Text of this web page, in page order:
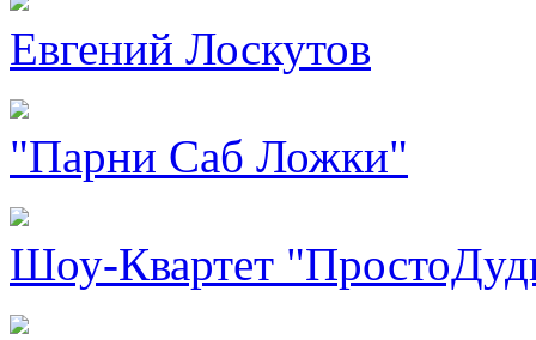
Евгений Лоскутов
"Парни Саб Ложки"
Шоу-Квартет